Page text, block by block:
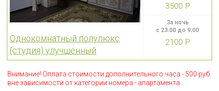
Однокомнатный полулюкс
(студия) улучшенный
3500 Р
За ночь
с 23:00 до 9:00
2100 Р
Внимание! Оплата стоимости дополнительного часа - 500 руб.
вне зависимости от категории номера - апартамента.